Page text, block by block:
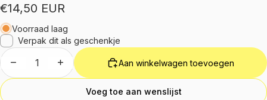
€14,50 EUR
Voorraad laag
Verpak dit als geschenkje
Aantal verlagenAantal verhogenAan winkelwagen toevoegen
Voeg toe aan wenslijst